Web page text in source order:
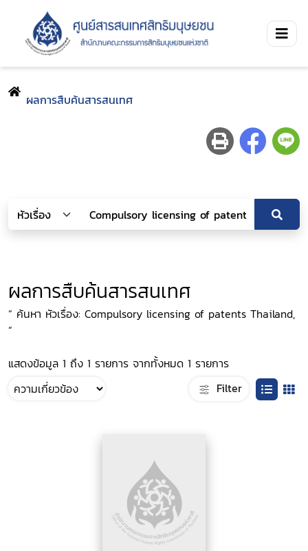
ผลการสืบค้นสารสนเทศ
ผลการสืบค้นสารสนเทศ
“ ค้นหา หัวเรื่อง: Compulsory licensing of patents Thailand,
”
แสดงข้อมูล 1 ถึง 1 รายการ จากทั้งหมด 1 รายการ
Filter